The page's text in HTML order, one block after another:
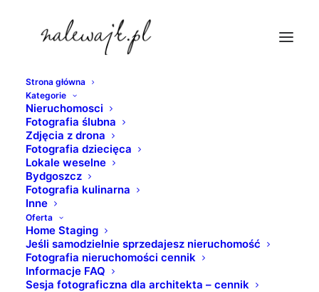
Strona główna
Kategorie
Nieruchomosci
Fotografia ślubna
Zdjęcia z drona
Fotografia dziecięca
Lokale weselne
Bydgoszcz
Fotografia kulinarna
Inne
Oferta
Home Staging
Jeśli samodzielnie sprzedajesz nieruchomość
Fotografia nieruchomości cennik
Informacje FAQ
Sesja fotograficzna dla architekta – cennik
bydgoszcz-zdjecia
Strona Główna
Bydgoszcz | Architektura | Zdjęcia | Fotografie | Atrakcje
turystyczne grodu nad Brdą